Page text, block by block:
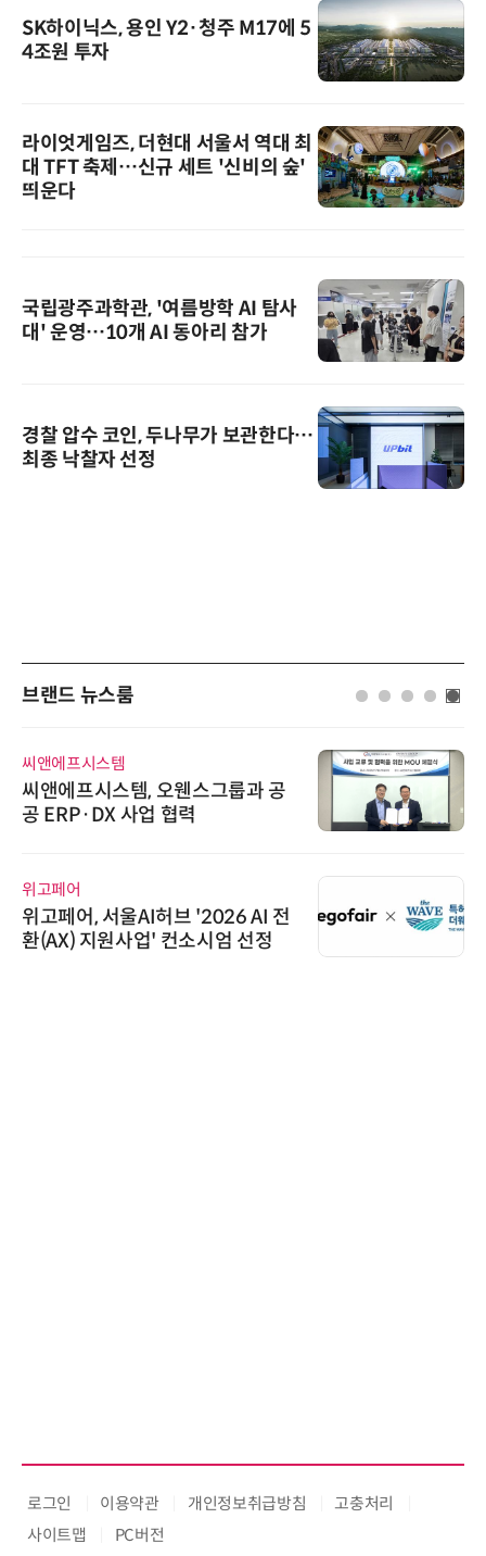
SK하이닉스, 용인 Y2·청주 M17에 5
4조원 투자
라이엇게임즈, 더현대 서울서 역대 최
대 TFT 축제…신규 세트 '신비의 숲'
띄운다
국립광주과학관, '여름방학 AI 탐사
대' 운영…10개 AI 동아리 참가
경찰 압수 코인, 두나무가 보관한다…
최종 낙찰자 선정
브랜드 뉴스룸
노보센스, PWM 고주파 과도 간섭
난제 극복…차량용 전류 감지 증폭
시큐어링크, 중소기업기술정보진
흥원 AI 초격차 R&D 사업 최종 선
로그인 이용약관 개인정보취급방침
고충처리
사이트맵
PC버전